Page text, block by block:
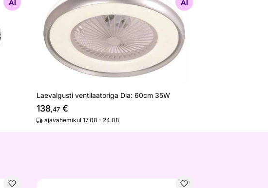
Otsi sarnaseid
Laevalgusti ventilaatoriga Dia: 60cm 35W
138,47€
ajavahemikul 17.08 - 24.08